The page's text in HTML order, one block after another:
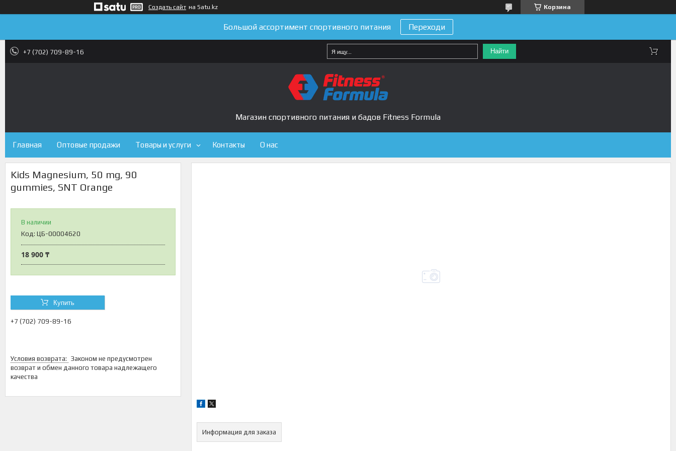
Создать сайт на Satu.kz Корзина
Большой ассортимент спортивного питания Переходи
+7 (702) 709-89-16 Найти
Магазин спортивного питания и бадов Fitness Formula
Главная Оптовые продажи Товары и услуги Контакты О нас
Kids Magnesium, 50 mg, 90
gummies, SNT Orange
В наличии
Код: ЦБ-00004620
18 900 ₸
Купить
+7 (702) 709-89-16
Законом не предусмотрен
возврат и обмен данного товара надлежащего
качества
Информация для заказа